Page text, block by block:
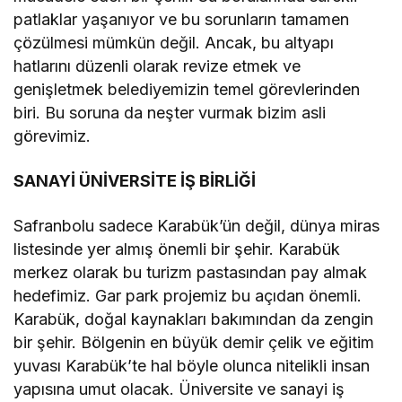
patlaklar yaşanıyor ve bu sorunların tamamen
çözülmesi mümkün değil. Ancak, bu altyapı
hatlarını düzenli olarak revize etmek ve
genişletmek belediyemizin temel görevlerinden
biri. Bu soruna da neşter vurmak bizim asli
görevimiz.
SANAYİ ÜNİVERSİTE İŞ BİRLİĞİ
Safranbolu sadece Karabük’ün değil, dünya miras
listesinde yer almış önemli bir şehir. Karabük
merkez olarak bu turizm pastasından pay almak
hedefimiz. Gar park projemiz bu açıdan önemli.
Karabük, doğal kaynakları bakımından da zengin
bir şehir. Bölgenin en büyük demir çelik ve eğitim
yuvası Karabük’te hal böyle olunca nitelikli insan
yapısına umut olacak. Üniversite ve sanayi iş